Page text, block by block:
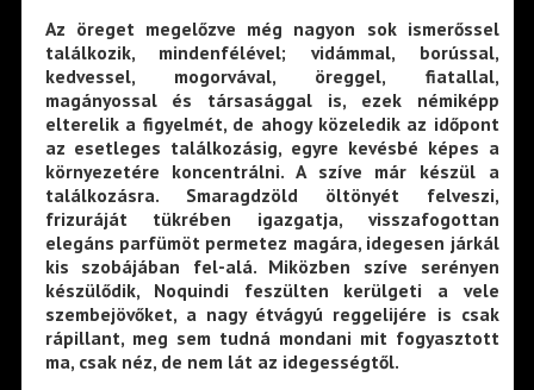
Az öreget megelőzve még nagyon sok ismerőssel
találkozik, mindenfélével; vidámmal, borússal,
kedvessel, mogorvával, öreggel, fiatallal,
magányossal és társasággal is, ezek némiképp
elterelik a figyelmét, de ahogy közeledik az időpont
az esetleges találkozásig, egyre kevésbé képes a
környezetére koncentrálni. A szíve már készül a
találkozásra. Smaragdzöld öltönyét felveszi,
frizuráját tükrében igazgatja, visszafogottan
elegáns parfümöt permetez magára, idegesen járkál
kis szobájában fel-alá. Miközben szíve serényen
készülődik, Noquindi feszülten kerülgeti a vele
szembejövőket, a nagy étvágyú reggelijére is csak
rápillant, meg sem tudná mondani mit fogyasztott
ma, csak néz, de nem lát az idegességtől.